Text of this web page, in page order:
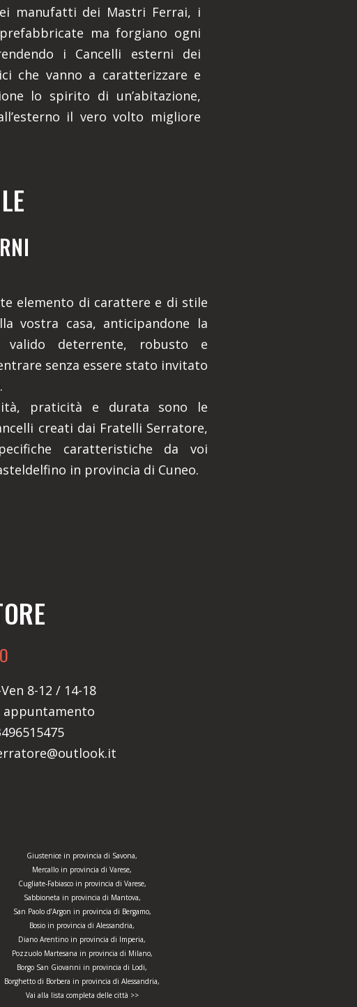
manufatti dei Mastri Ferrai, i
ma forgiano ogni
i Cancelli esterni dei
che vanno a caratterizzare e
lo spirito di un’abitazione,
il vero volto migliore
elemento di carattere e di stile
vostra casa, anticipandone la
deterrente, robusto e
senza essere stato invitato
praticità e durata sono le
creati dai Fratelli Serratore,
caratteristiche da voi
in provincia di Cuneo.
8-12 / 14-18
appuntamento
Giustenice in provincia di Savona,
Mercallo in provincia di Varese,
Cugliate-Fabiasco in provincia di Varese,
Sabbioneta in provincia di Mantova,
San Paolo d’Argon in provincia di Bergamo,
Bosio in provincia di Alessandria,
Diano Arentino in provincia di Imperia,
Pozzuolo Martesana in provincia di Milano,
Borgo San Giovanni in provincia di Lodi,
Borghetto di Borbera in provincia di Alessandria,
Vai alla lista completa delle città >>